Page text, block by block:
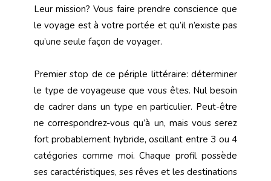
Leur mission? Vous faire prendre conscience que
le voyage est à votre portée et qu’il n’existe pas
qu’une seule façon de voyager.
Premier stop de ce périple littéraire: déterminer
le type de voyageuse que vous êtes. Nul besoin
de cadrer dans un type en particulier. Peut-être
ne correspondrez-vous qu’à un, mais vous serez
fort probablement hybride, oscillant entre 3 ou 4
catégories comme moi. Chaque profil possède
ses caractéristiques, ses rêves et les destinations